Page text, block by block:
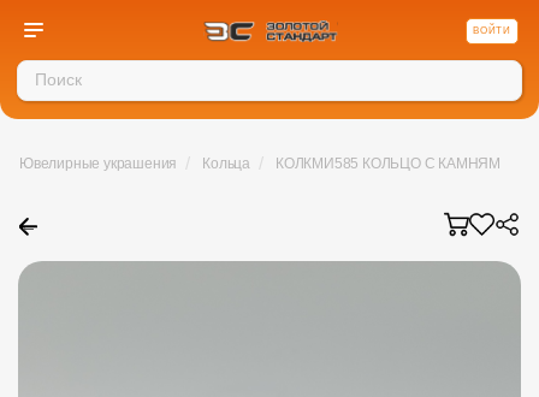
ВОЙТИ
←
Ювелирные украшения / Кольца / КОЛКМИ585 КОЛЬЦО С КАМНЯМИ (Au